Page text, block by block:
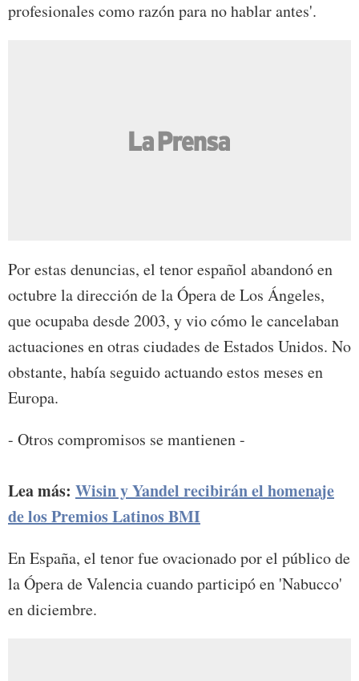
profesionales como razón para no hablar antes'.
Por estas denuncias, el tenor español abandonó en
octubre la dirección de la Ópera de Los Ángeles,
que ocupaba desde 2003, y vio cómo le cancelaban
actuaciones en otras ciudades de Estados Unidos. No
obstante, había seguido actuando estos meses en
Europa.
- Otros compromisos se mantienen -
Lea más: Wisin y Yandel recibirán el homenaje
de los Premios Latinos BMI
En España, el tenor fue ovacionado por el público de
la Ópera de Valencia cuando participó en 'Nabucco'
en diciembre.